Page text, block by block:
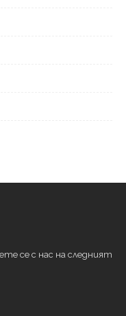
се с нас на следният